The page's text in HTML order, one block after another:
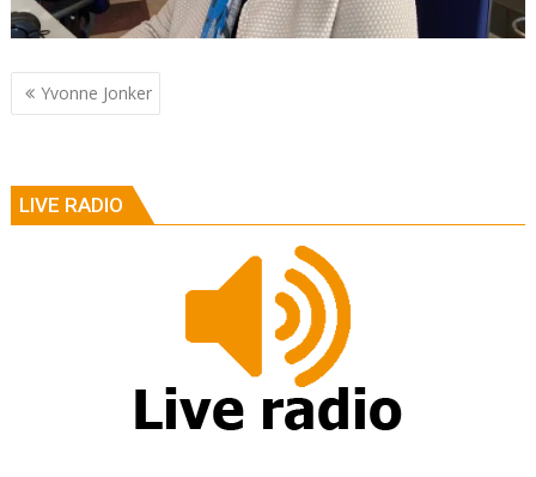
Berichtnavigatie
Yvonne Jonker
LIVE RADIO